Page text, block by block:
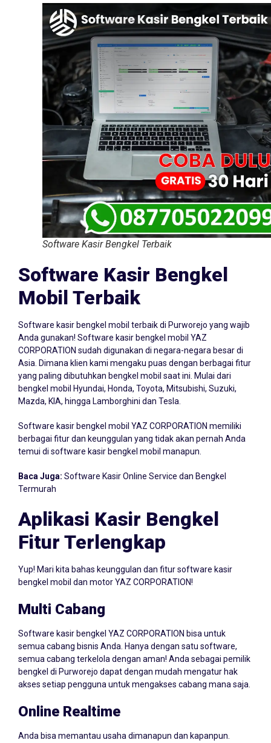
Software Kasir Bengkel Terbaik
Software Kasir Bengkel
Mobil Terbaik
Software kasir bengkel mobil terbaik di Purworejo yang wajib
Anda gunakan! Software kasir bengkel mobil YAZ
CORPORATION sudah digunakan di negara-negara besar di
Asia. Dimana klien kami mengaku puas dengan berbagai fitur
yang paling dibutuhkan bengkel mobil saat ini. Mulai dari
bengkel mobil Hyundai, Honda, Toyota, Mitsubishi, Suzuki,
Mazda, KIA, hingga Lamborghini dan Tesla.
Software kasir bengkel mobil YAZ CORPORATION memiliki
berbagai fitur dan keunggulan yang tidak akan pernah Anda
temui di software kasir bengkel mobil manapun.
Baca Juga: Software Kasir Online Service dan Bengkel
Termurah
Aplikasi Kasir Bengkel
Fitur Terlengkap
Yup! Mari kita bahas keunggulan dan fitur software kasir
bengkel mobil dan motor YAZ CORPORATION!
Multi Cabang
Software kasir bengkel YAZ CORPORATION bisa untuk
semua cabang bisnis Anda. Hanya dengan satu software,
semua cabang terkelola dengan aman! Anda sebagai pemilik
bengkel di Purworejo dapat dengan mudah mengatur hak
akses setiap pengguna untuk mengakses cabang mana saja.
Online Realtime
Anda bisa memantau usaha dimanapun dan kapanpun.